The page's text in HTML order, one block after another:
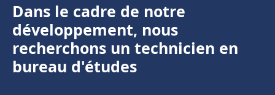
Dans le cadre de notre
développement, nous
recherchons un technicien en
bureau d'études